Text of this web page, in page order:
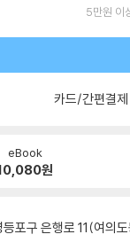
5만원 이
카드/간편결
eBook
원
포구 은행로 11(여의